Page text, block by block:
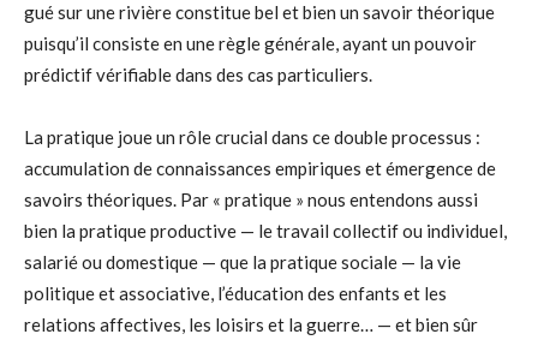
gué sur une rivière constitue bel et bien un savoir théorique
puisqu’il consiste en une règle générale, ayant un pouvoir
prédictif vérifiable dans des cas particuliers.
La pratique joue un rôle crucial dans ce double processus :
accumulation de connaissances empiriques et émergence de
savoirs théoriques. Par « pratique » nous entendons aussi
bien la pratique productive — le travail collectif ou individuel,
salarié ou domestique — que la pratique sociale — la vie
politique et associative, l’éducation des enfants et les
relations affectives, les loisirs et la guerre… — et bien sûr